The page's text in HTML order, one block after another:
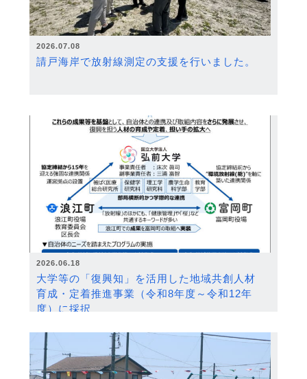
2026.07.08
請戸海岸で放射線測定の支援を行いました。
2026.06.18
大学等の「復興知」を活用した地域共創人材
育成・定着推進事業（令和8年度～令和12年
度）に採択